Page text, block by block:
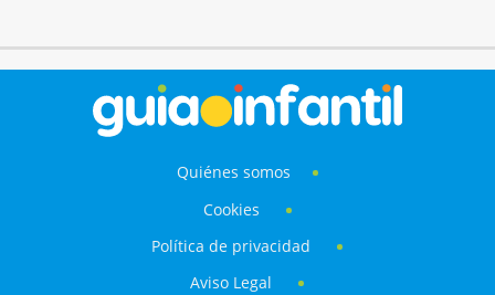
Quiénes somos
Cookies
Política de privacidad
Aviso Legal